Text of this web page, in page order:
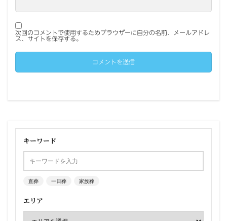
次回のコメントで使用するためブラウザーに自分の名前、メールアドレ
ス、サイトを保存する。
キーワード
直葬 一日葬 家族葬
エリア